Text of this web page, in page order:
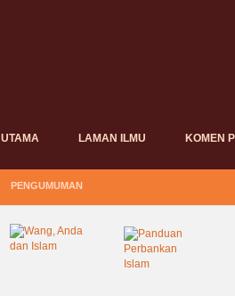
UTAMA LAMAN ILMU KOMEN
PENGUMUMAN